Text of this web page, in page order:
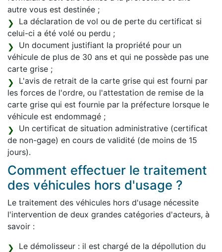
autre vous est destinée ;
La déclaration de vol ou de perte du certificat si
celui-ci a été volé ou perdu ;
Un document justifiant la propriété pour un
véhicule de plus de 30 ans et qui ne possède pas une
carte grise ;
L'avis de retrait de la carte grise qui est fourni par
les forces de l'ordre, ou l'attestation de remise de la
carte grise qui est fournie par la préfecture lorsque le
véhicule est endommagé ;
Un certificat de situation administrative (certificat
de non-gage) en cours de validité (de moins de 15
jours).
Comment effectuer le traitement
des véhicules hors d'usage ?
Le traitement des véhicules hors d'usage nécessite
l'intervention de deux grandes catégories d'acteurs, à
savoir :
Le démolisseur : il est chargé de la dépollution du